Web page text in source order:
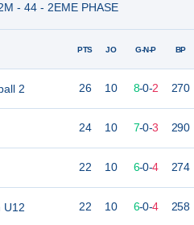
- 44 - 2EME PHASE
2
U12
PTS JO G-N-P BP
26 10 8-0-2 270
24 10 7-0-3 290
22 10 6-0-4 274
22 10 6-0-4 258